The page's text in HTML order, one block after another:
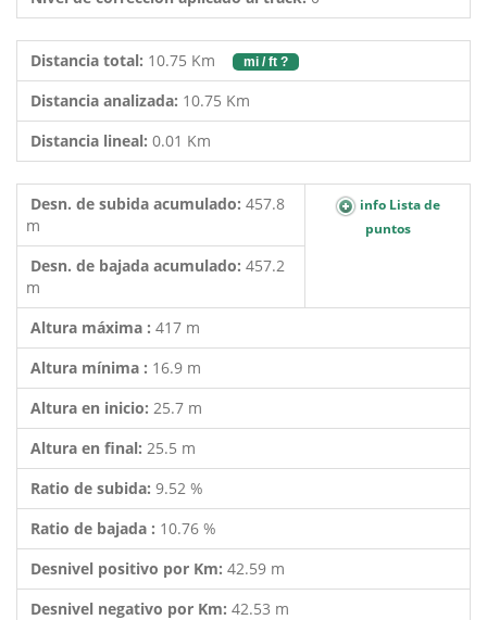
Distancia total: 10.75 Km mi / ft ?
Distancia analizada: 10.75 Km
Distancia lineal: 0.01 Km
Desn. de subida acumulado: 457.8
m
info Lista de
puntos
Desn. de bajada acumulado: 457.2
m
Altura máxima : 417 m
Altura mínima : 16.9 m
Altura en inicio: 25.7 m
Altura en final: 25.5 m
Ratio de subida: 9.52 %
Ratio de bajada : 10.76 %
Desnivel positivo por Km: 42.59 m
Desnivel negativo por Km: 42.53 m